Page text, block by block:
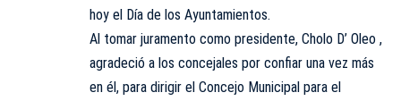
hoy el Día de los Ayuntamientos.
Al tomar juramento como presidente, Cholo D’ Oleo ,
agradeció a los concejales por confiar una vez más
en él, para dirigir el Concejo Municipal para el